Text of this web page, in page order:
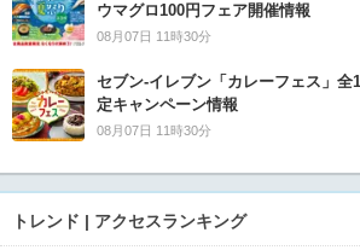
ウマグロ100円フェア開催情報
08月07日 11時30分
セブン‐イレブン「カレーフェス」
定キャンペーン情報
08月07日 11時30分
トレンド | アクセスランキング